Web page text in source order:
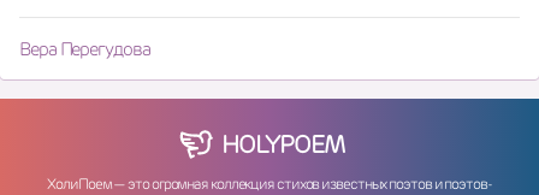
Вера Перегудова
HOLYPOEM
ХолиПоем — это огромная коллекция стихов известных поэтов и поэтов-